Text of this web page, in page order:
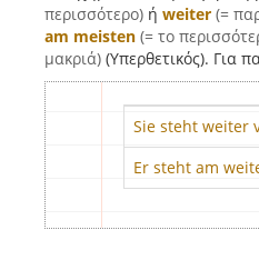
περισσότερο) ή weiter (=
am meisten (= το
μακριά) (Υπερθετικός). Για
Sie steht weiter
Er steht am